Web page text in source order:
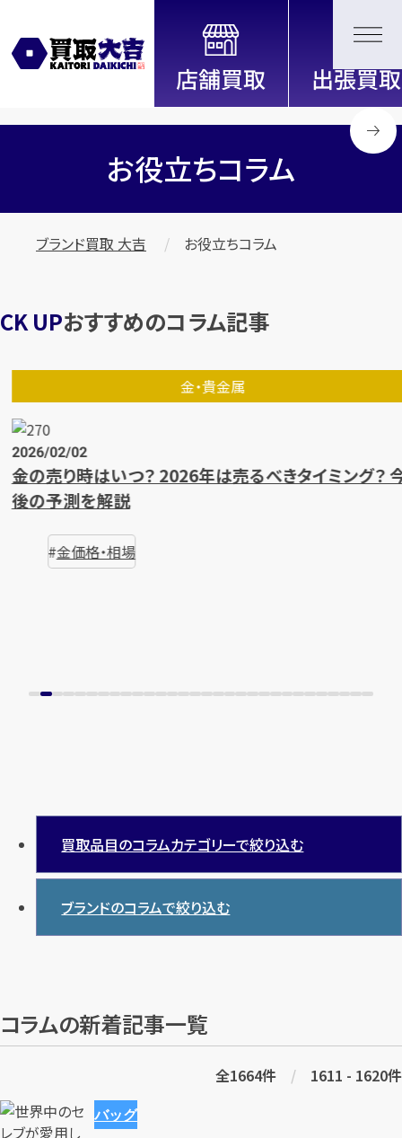
全国2200店舗以上展開中！
信頼と実績の買取専門店「買取大
吉」
最短1
お役立ちコラム
ブランド買取 大吉 お役立ちコラム
おすすめのコラム記事
金・貴金属
2026/02/02
金の売り時はいつ？ 2026年は売るべきタイミング？ 今
後の予測を解説
金価格・相場
買取品目のコラムカテゴリーで絞り込む
ブランドのコラムで絞り込む
コラムの新着記事一覧
全1664件 / 1611 - 1620件
バッグ